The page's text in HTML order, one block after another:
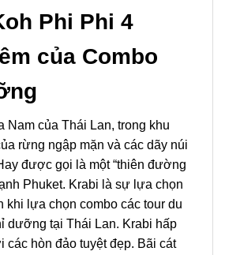
Phi Phi 4
của Combo
Nam của Thái Lan, trong khu
rừng ngập mặn và các dãy núi
được gọi là một “thiên đường
Phuket. Krabi là sự lựa chọn
khi lựa chọn combo các tour du
dưỡng tại Thái Lan. Krabi hấp
các hòn đảo tuyệt đẹp. Bãi cát